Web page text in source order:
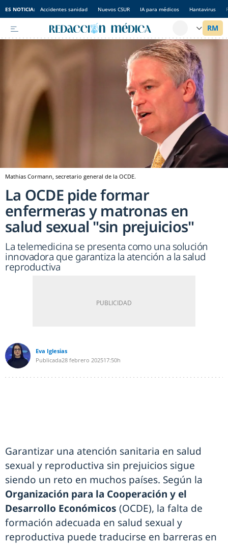
ES NOTICIA: Accidentes sanidad Nuevos CSUR IA para médicos Hantavirus
Mathias Cormann, secretario general de la OCDE.
La OCDE pide formar
enfermeras y matronas en
salud sexual "sin prejuicios"
La telemedicina se presenta como una solución
innovadora que garantiza la atención a la salud
reproductiva
Eva Iglesias
Publicada28 febrero 202517:50h
Garantizar una atención sanitaria en salud
sexual y reproductiva sin prejuicios sigue
siendo un reto en muchos países. Según la
Organización para la Cooperación y el
Desarrollo Económicos (OCDE), la falta de
formación adecuada en salud sexual y
reproductiva puede traducirse en barreras en